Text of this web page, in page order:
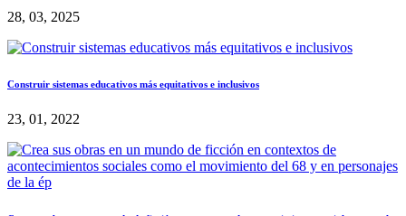
28, 03, 2025
Construir sistemas educativos más equitativos e inclusivos
23, 01, 2022